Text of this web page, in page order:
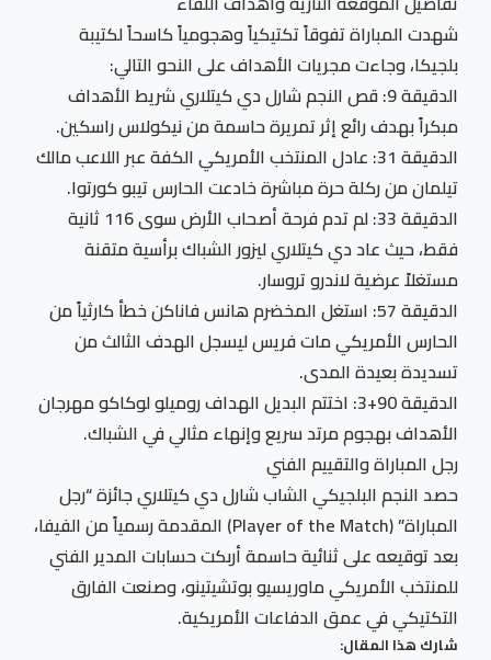
شهدت المباراة تفوقاً تكتيكياً وهجومياً كاسحاً لكتيبة
بلجيكا، وجاءت مجريات الأهداف على النحو التالي:
الدقيقة 9: قص النجم شارل دي كيتلاري شريط الأهداف
مبكراً بهدف رائع إثر تمريرة حاسمة من نيكولاس راسكين.
الدقيقة 31: عادل المنتخب الأمريكي الكفة عبر اللاعب مالك
تيلمان من ركلة حرة مباشرة خادعت الحارس تيبو كورتوا.
الدقيقة 33: لم تدم فرحة أصحاب الأرض سوى 116 ثانية
فقط، حيث عاد دي كيتلاري ليزور الشباك برأسية متقنة
مستغلاً عرضية لاندرو تروسار.
الدقيقة 57: استغل المخضرم هانس فاناكن خطأ كارثياً من
الحارس الأمريكي مات فريس ليسجل الهدف الثالث من
تسديدة بعيدة المدى.
الدقيقة 90+3: اختتم البديل الهداف روميلو لوكاكو مهرجان
الأهداف بهجوم مرتد سريع وإنهاء مثالي في الشباك.
رجل المباراة والتقييم الفني
حصد النجم البلجيكي الشاب شارل دي كيتلاري جائزة “رجل
المباراة” (Player of the Match) المقدمة رسمياً من الفيفا،
بعد توقيعه على ثنائية حاسمة أربكت حسابات المدير الفني
للمنتخب الأمريكي ماوريسيو بوتشيتينو، وصنعت الفارق
التكتيكي في عمق الدفاعات الأمريكية.
شارك هذا المقال: